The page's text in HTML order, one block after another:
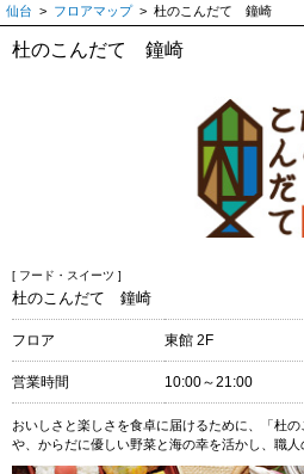
仙台 > フロアマップ> 杜のこんだて 鐘崎
杜のこんだて 鐘崎
[ フード・スイーツ ]
杜のこんだて 鐘崎
フロア 東館 2F
営業時間 10:00～21:00
おいしさと楽しさを食卓に届けるために、「杜
や、からだに優しい野菜と海の幸を活かし、職人